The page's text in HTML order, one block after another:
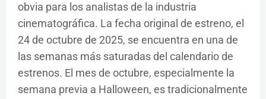
obvia para los analistas de la industria
cinematográfica. La fecha original de estreno, el
24 de octubre de 2025, se encuentra en una de
las semanas más saturadas del calendario de
estrenos. El mes de octubre, especialmente la
semana previa a Halloween, es tradicionalmente